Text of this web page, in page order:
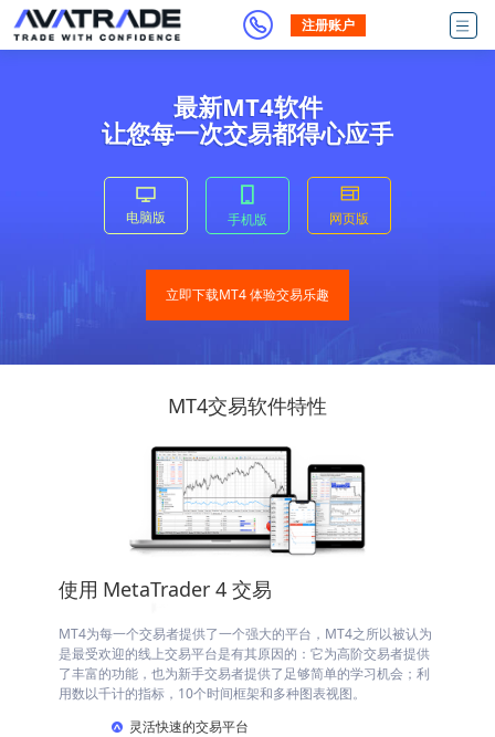
注册账户
最新MT4软件
让您每一次交易都得心应手
电脑版 手机版 网页版
立即下载MT4 体验交易乐趣
MT4交易软件特性
使用 MetaTrader 4 交易
MT4为每一个交易者提供了一个强大的平台，MT4之所以被认为
是最受欢迎的线上交易平台是有其原因的：它为高阶交易者提供
了丰富的功能，也为新手交易者提供了足够简单的学习机会；利
用数以千计的指标，10个时间框架和多种图表视图。
灵活快速的交易平台